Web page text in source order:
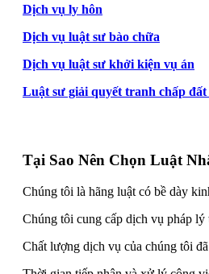
Dịch vụ ly hôn
Dịch vụ luật sư bào chữa
Dịch vụ luật sư khởi kiện vụ án
Luật sư giải quyết tranh chấp đất
Tại Sao Nên Chọn Luật
Chúng tôi là hãng luật có bề dày
Chúng tôi cung cấp dịch vụ pháp lý
Chất lượng dịch vụ của chúng tôi